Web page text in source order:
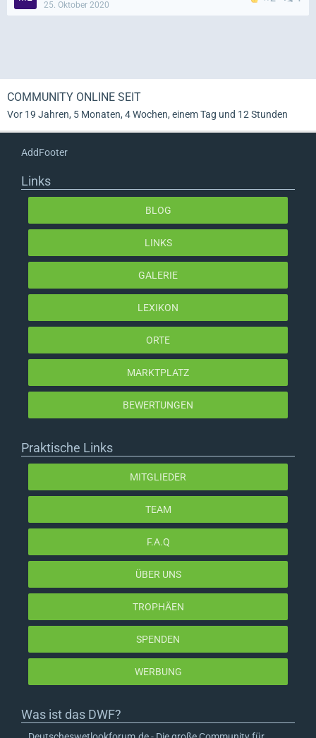
25. Oktober 2020
COMMUNITY ONLINE SEIT
Vor 19 Jahren, 5 Monaten, 4 Wochen, einem Tag und 12 Stunden
AddFooter
Links
BLOG
LINKS
GALERIE
LEXIKON
ORTE
MARKTPLATZ
BEWERTUNGEN
Praktische Links
MITGLIEDER
TEAM
F.A.Q
ÜBER UNS
TROPHÄEN
SPENDEN
WERBUNG
Was ist das DWF?